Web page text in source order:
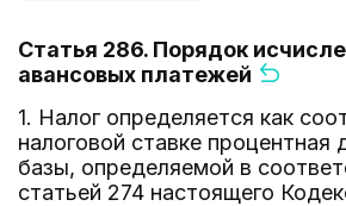
Статья 286. Порядок
авансовых платежей
1. Налог определяется как
налоговой ставке процентная
базы, определяемой в
статьей 274 настоящего